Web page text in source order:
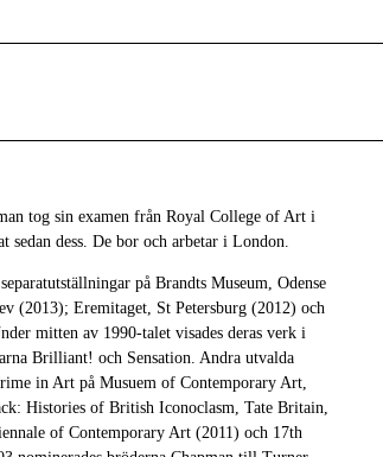
tog sin examen från Royal College of Art i
sedan dess. De bor och arbetar i London.
på Brandts Museum, Odense
(2013); Eremitaget, St Petersburg (2012) och
mitten av 1990-talet visades deras verk i
Brilliant! och Sensation. Andra utvalda
in Art på Musuem of Contemporary Art,
Histories of British Iconoclasm, Tate Britain,
of Contemporary Art (2011) och 17th